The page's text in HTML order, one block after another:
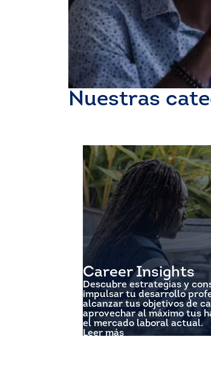
Nuestras
Career Insights
Descubre estrategias y
impulsar tu desarrollo
alcanzar tus objetivos de
aprovechar al máximo tus
el mercado laboral actual.
Leer más